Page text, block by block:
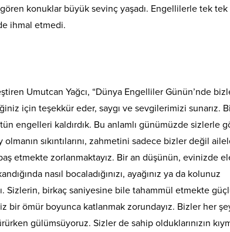
gören konuklar büyük sevinç yaşadı. Engellilerle tek tek
ihmal etmedi.
Umutcan Yağcı, “Dünya Engelliler Günün’nde
için teşekkür eder, saygı ve sevgilerimizi sunarız.
engelleri kaldırdık. Bu anlamlı günümüzde sizlerle
sıkıntılarını, zahmetini sadece bizler değil
etmekte zorlanmaktayız. Bir an düşünün, evinizde
nasıl bocaladığınızı, ayağınız ya da kolunuz
Sizlerin, birkaç saniyesine bile tahammül etmekte
ömür boyunca katlanmak zorundayız. Bizler her
gülümsüyoruz. Sizler de sahip olduklarınızın